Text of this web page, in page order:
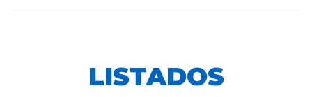
LISTADOS